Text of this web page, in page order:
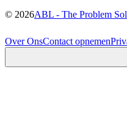
© 2026ABL - The Problem
Over OnsContact opnemen